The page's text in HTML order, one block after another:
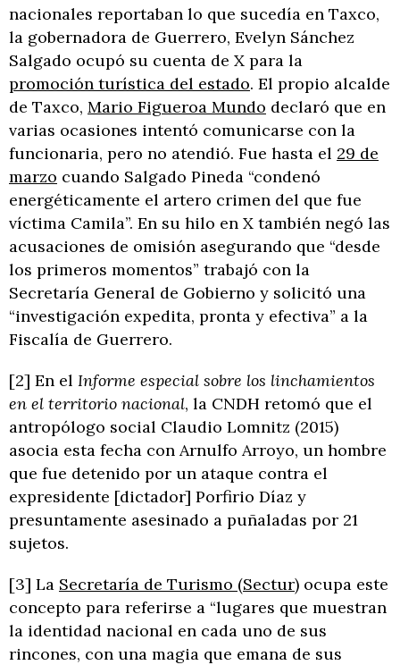
nacionales reportaban lo que sucedía en Taxco,
la gobernadora de Guerrero, Evelyn Sánchez
Salgado ocupó su cuenta de X para la
promoción turística del estado. El propio alcalde
de Taxco, Mario Figueroa Mundo declaró que en
varias ocasiones intentó comunicarse con la
funcionaria, pero no atendió. Fue hasta el 29 de
marzo cuando Salgado Pineda “condenó
energéticamente el artero crimen del que fue
víctima Camila”. En su hilo en X también negó las
acusaciones de omisión asegurando que “desde
los primeros momentos” trabajó con la
Secretaría General de Gobierno y solicitó una
“investigación expedita, pronta y efectiva” a la
Fiscalía de Guerrero.
[2] En el Informe especial sobre los linchamientos
en el territorio nacional, la CNDH retomó que el
antropólogo social Claudio Lomnitz (2015)
asocia esta fecha con Arnulfo Arroyo, un hombre
que fue detenido por un ataque contra el
expresidente [dictador] Porfirio Díaz y
presuntamente asesinado a puñaladas por 21
sujetos.
[3] La Secretaría de Turismo (Sectur) ocupa este
concepto para referirse a “lugares que muestran
la identidad nacional en cada uno de sus
rincones, con una magia que emana de sus